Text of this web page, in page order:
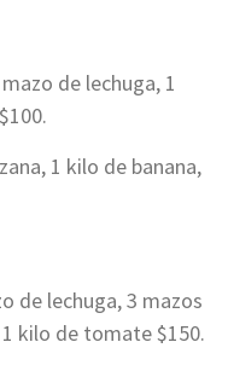
de lechuga, 1
1 kilo de banana,
de lechuga, 3 mazos
kilo de tomate $150.